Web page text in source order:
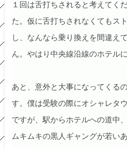
１回は舌打ちされると考えてく
た。仮に舌打ちされなくてもス
し、なんなら乗り換えを間違え
ん。やはり中央線沿線のホテル
あと、意外と大事になってくる
す。僕は受験の際にオシャレタ
ですが、駅からホテルへの道中、
ムキムキの黒人ギャングが若い